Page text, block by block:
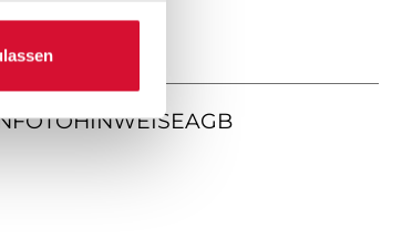
FOTOHINWEISEAGB